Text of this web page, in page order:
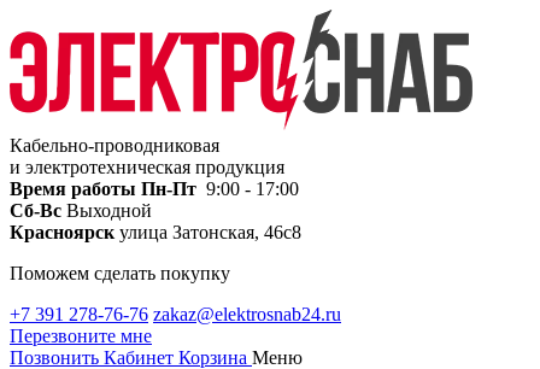
Кабельно-проводниковая
и электротехническая продукция
Время работы Пн-Пт 9:00 - 17:00
Сб-Вс Выходной
Красноярск улица Затонская, 46с8
Поможем сделать покупку
+7 391 278-76-76 zakaz@elektrosnab24.ru
Перезвоните мне
Позвонить Кабинет Корзина Меню